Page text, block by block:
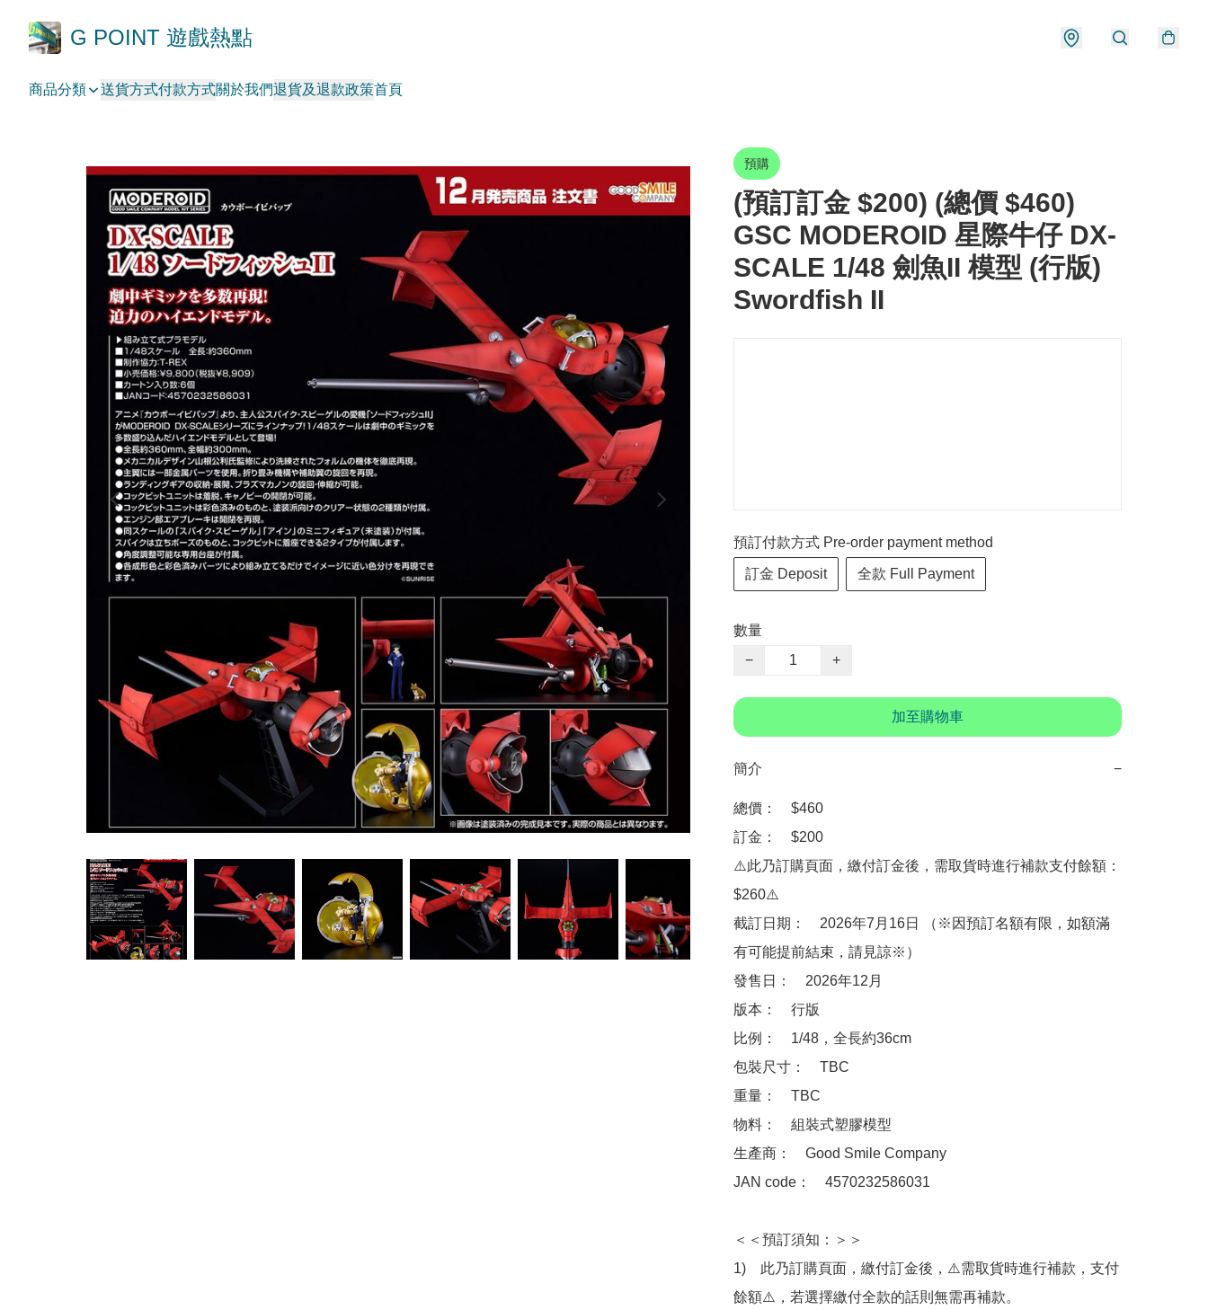
G POINT 遊戲熱點
商品分類 送貨方式付款方式關於我們退貨及退款政策首頁
預購
(預訂訂金 $200) (總價 $460)
GSC MODEROID 星際牛仔 DX-
SCALE 1/48 劍魚II 模型 (行版)
Swordfish II
預訂付款方式 Pre-order payment method
訂金 Deposit 全款 Full Payment
數量
−
+
加至購物車
簡介 −
總價：　$460
訂金：　$200
⚠️此乃訂購頁面，繳付訂金後，需取貨時進行補款支付餘額：
$260⚠️
截訂日期：　2026年7月16日 （※因預訂名額有限，如額滿
有可能提前結束，請見諒※）
發售日：　2026年12月
版本：　行版
比例：　1/48，全長約36cm
包裝尺寸：　TBC
重量：　TBC
物料：　組裝式塑膠模型
生產商：　Good Smile Company
JAN code：　4570232586031
＜＜預訂須知：＞＞
1)　此乃訂購頁面，繳付訂金後，⚠️需取貨時進行補款，支付
餘額⚠️，若選擇繳付全款的話則無需再補款。